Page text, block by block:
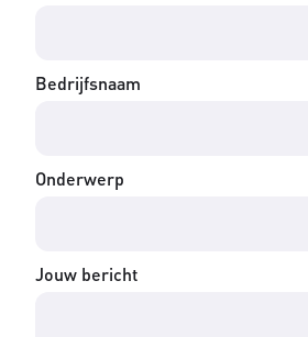
Bedrijfsnaam
Onderwerp
Jouw bericht